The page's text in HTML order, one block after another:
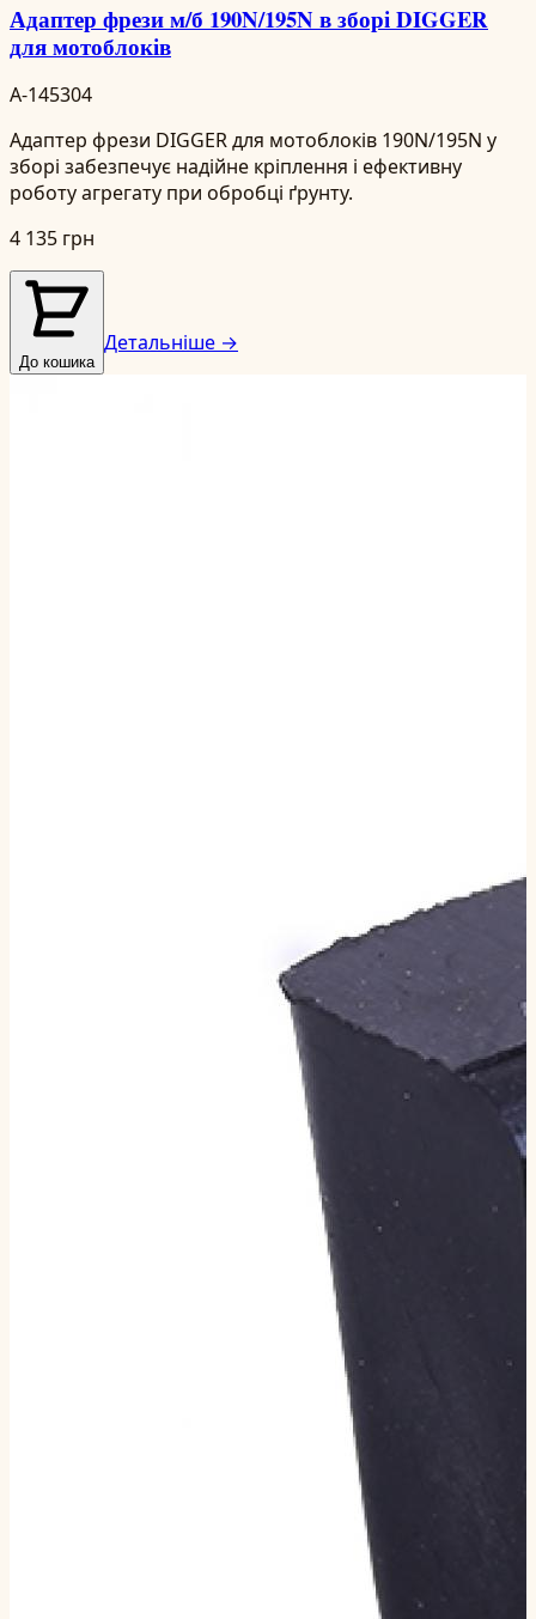
Адаптер фрези м/б 190N/195N в зборі DIGGER
для мотоблоків
A-145304
Адаптер фрези DIGGER для мотоблоків 190N/195N у
зборі забезпечує надійне кріплення і ефективну
роботу агрегату при обробці ґрунту.
4 135 грн
До кошика
Детальніше →